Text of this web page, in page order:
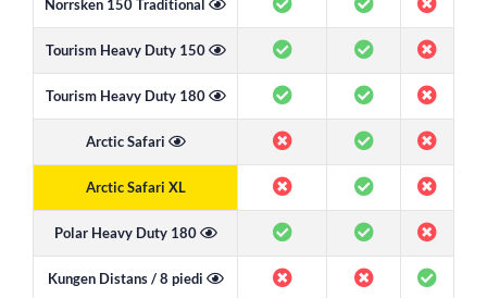
Norrsken 150 Traditional
Tourism Heavy Duty 150
Tourism Heavy Duty 180
Arctic Safari
Arctic Safari XL
Polar Heavy Duty 180
Kungen Distans / 8 piedi